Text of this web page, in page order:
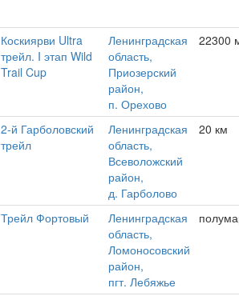
Коскиярви Ultra
трейл. I этап Wild
Trail Cup
Ленинградская
область,
Приозерский
район,
п. Орехово
22300
2-й Гарболовский
трейл
Ленинградская
область,
Всеволожский
район,
д. Гарболово
20 км
Трейл Фортовый
Ленинградская
область,
Ломоносовский
район,
пгт. Лебяжье